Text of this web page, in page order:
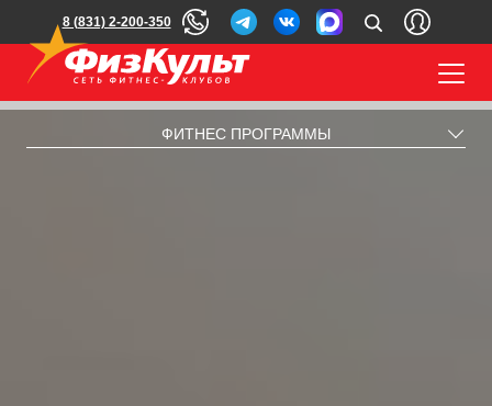
8 (831) 2-200-350
ФИТНЕС ПРОГРАММЫ